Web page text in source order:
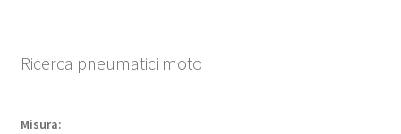
Ricerca pneumatici moto
Misura: